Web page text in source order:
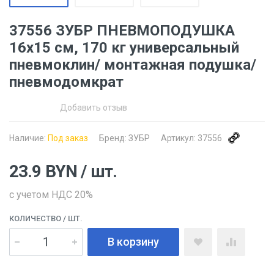
37556 ЗУБР ПНЕВМОПОДУШКА
16х15 см, 170 кг универсальный
пневмоклин/ монтажная подушка/
пневмодомкрат
Добавить отзыв
Наличие: Под заказ Бренд: ЗУБР Артикул: 37556
23.9 BYN / шт.
с учетом НДС 20%
КОЛИЧЕСТВО / ШТ.
В корзину